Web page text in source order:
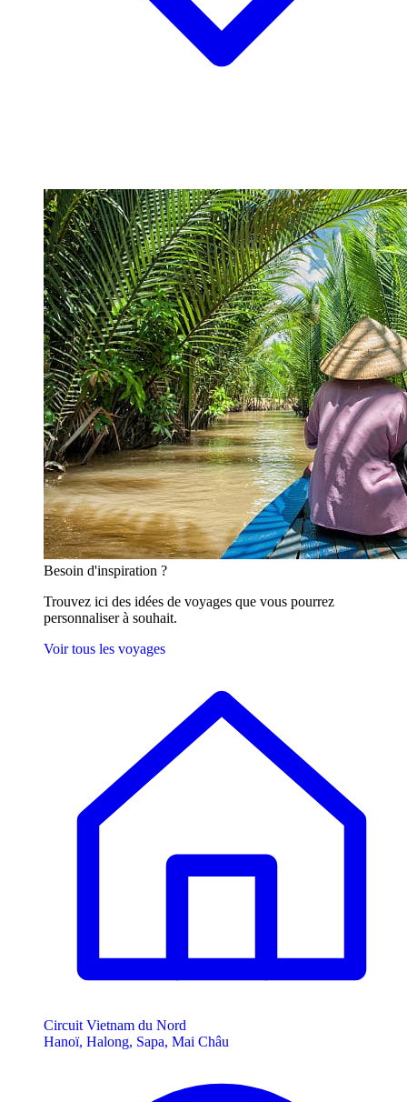
Besoin d'inspiration ?
Trouvez ici des idées de voyages que vous pourrez
personnaliser à souhait.
Voir tous les voyages
Circuit Vietnam du Nord
Hanoï, Halong, Sapa, Mai Châu